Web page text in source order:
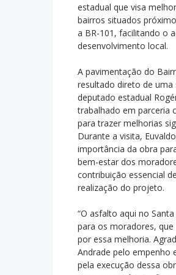
estadual que visa
bairros situados
a BR-101, facilitando o
desenvolvimento local.
A pavimentação do
resultado direto de
deputado estadual
trabalhado em parceria
para trazer melhorias
Durante a visita,
importância da obra
bem-estar dos
contribuição essencial
realização do projeto.
“O asfalto aqui no
para os moradores,
por essa melhoria.
Andrade pelo empenho
pela execução dessa